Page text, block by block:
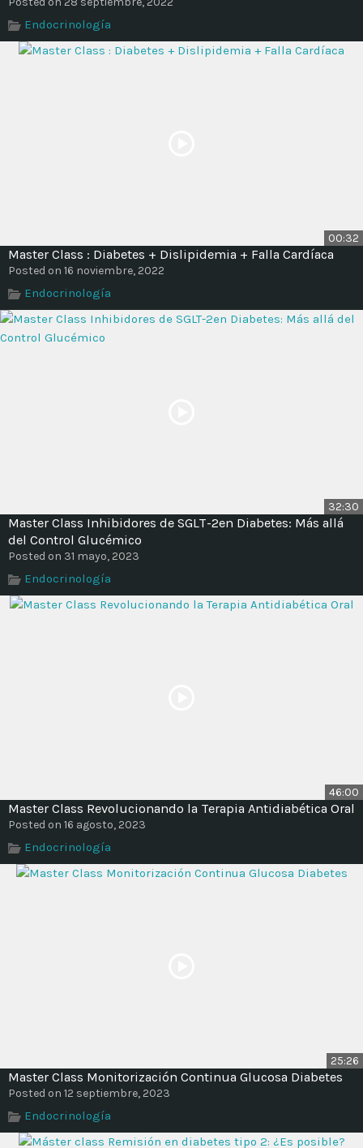
Endocrinología
00:32
Master Class : Diabetes + Dislipidemia + Falla Cardíaca
Posted on 16 noviembre, 2022
Endocrinología
32:30
Master Class Inhibidores de SGLT-2en Diabetes: Más allá
del Control Glucémico
Posted on 31 mayo, 2023
Endocrinología
46:00
Master Class Revolucionando la Terapia Antidiabética Oral
Posted on 16 agosto, 2023
Endocrinología
25:26
Master Class Monitorización Continua Glucosa Diabetes
Posted on 12 septiembre, 2023
Endocrinología